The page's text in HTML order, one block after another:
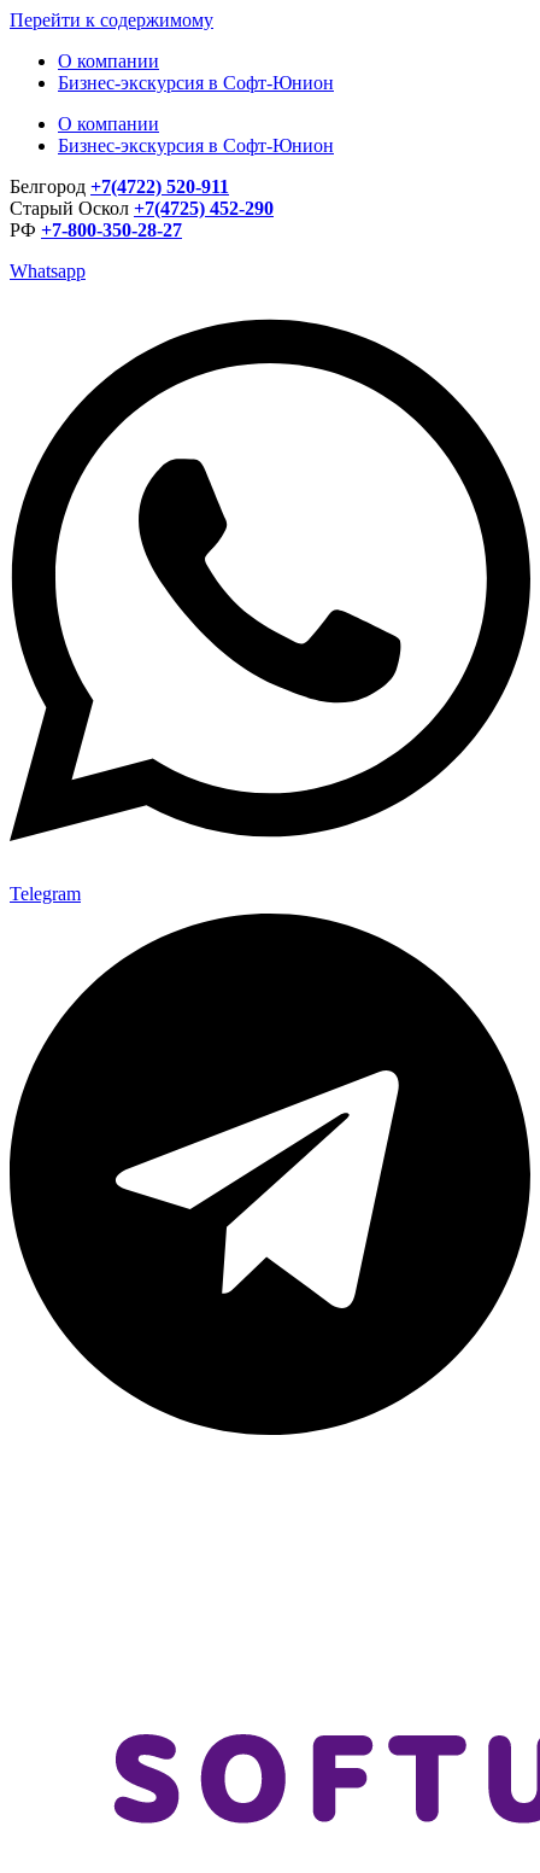
Перейти к содержимому
О компании
Бизнес-экскурсия в Софт-Юнион
О компании
Бизнес-экскурсия в Софт-Юнион
Белгород +7(4722) 520-911
Старый Оскол +7(4725) 452-290
РФ +7-800-350-28-27
Whatsapp
Telegram